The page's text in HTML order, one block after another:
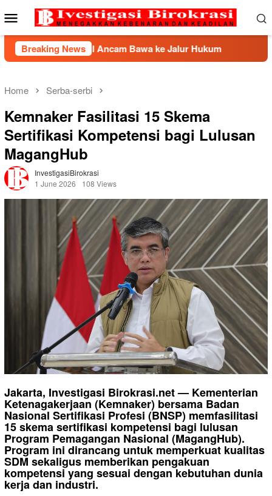
to
Mobile
Menu
Breaking News
Ancam Bawa ke Jalur Hukum Kemnaker
Home Serba-serbi
Kemnaker Fasilitasi 15 Skema
Sertifikasi Kompetensi bagi Lulusan
MagangHub
InvestigasiBirokrasi
1 June 2026
108 Views
Jakarta, Investigasi Birokrasi.net — Kementerian
Ketenagakerjaan (Kemnaker) bersama Badan
Nasional Sertifikasi Profesi (BNSP) memfasilitasi
15 skema sertifikasi kompetensi bagi lulusan
Program Pemagangan Nasional (MagangHub).
Program ini dirancang untuk memperkuat kualitas
SDM sekaligus memberikan pengakuan
kompetensi yang sesuai dengan kebutuhan dunia
kerja dan industri.